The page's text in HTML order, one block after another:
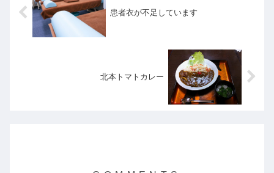
患者衣が不足しています
北本トマトカレー